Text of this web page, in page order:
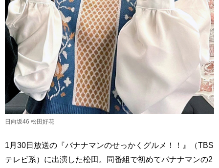
日向坂46 松田好花
1月30日放送の『バナナマンのせっかくグルメ！！』（TBS
テレビ系）に出演した松田。同番組で初めてバナナマンの2